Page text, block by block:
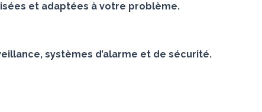
et adaptées à votre problème.
systèmes d’alarme et de sécurité.